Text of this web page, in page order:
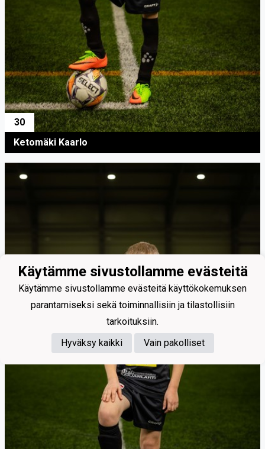
30
Ketomäki Kaarlo
Käytämme sivustollamme evästeitä
Käytämme sivustollamme evästeitä käyttökokemuksen
parantamiseksi sekä toiminnallisiin ja tilastollisiin
tarkoituksiin.
Hyväksy kaikki
Vain pakolliset